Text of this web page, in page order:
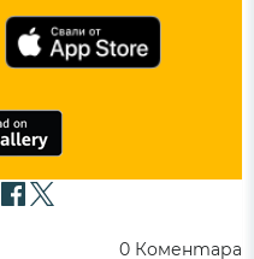
0 Коментара